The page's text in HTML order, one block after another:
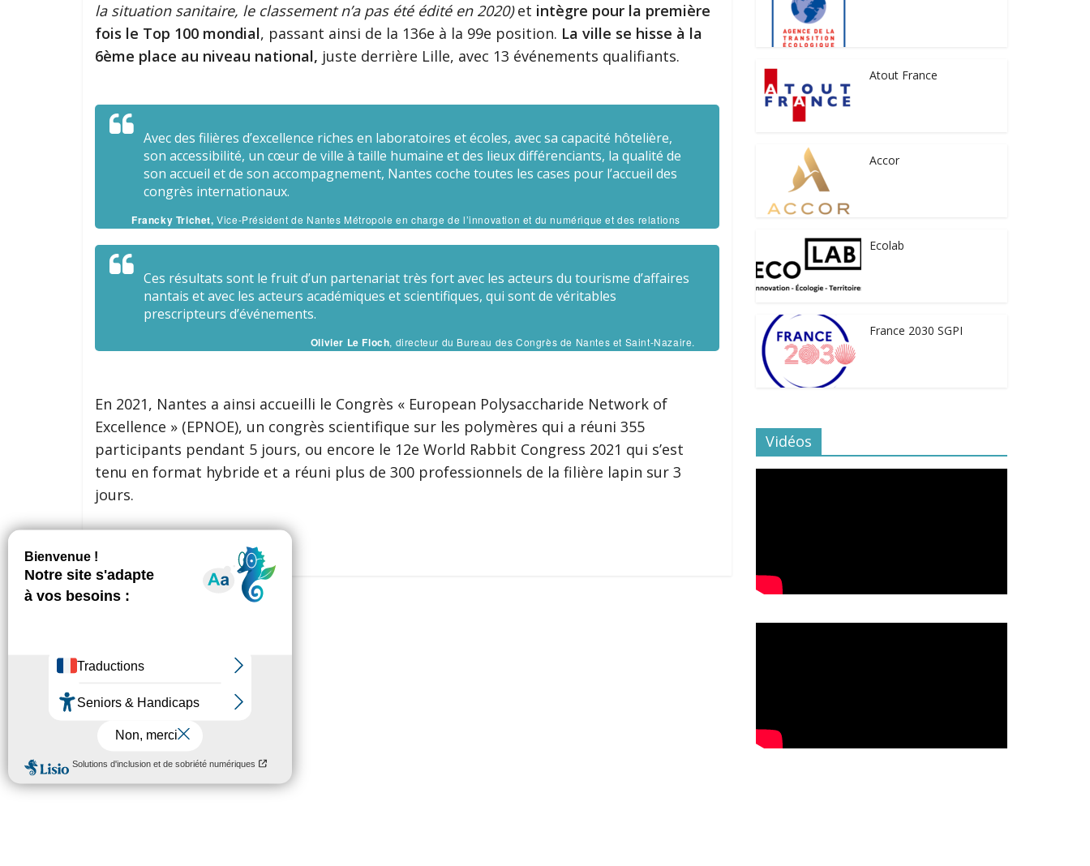
la situation sanitaire, le classement n’a pas été édité en 2020)et intègre pour la première
fois le Top 100 mondial, passant ainsi de la 136e à la 99e position. La ville se hisse à la
6ème place au niveau national, juste derrière Lille, avec 13 événements qualifiants.
Avec des filières d’excellence riches en laboratoires et écoles, avec sa capacité hôtelière,
son accessibilité, un cœur de ville à taille humaine et des lieux différenciants, la qualité de
son accueil et de son accompagnement, Nantes coche toutes les cases pour l’accueil des
congrès internationaux.
Francky Trichet,Vice-Président de Nantes Métropole en charge de l’innovation et du numérique et des relations
Ces résultats sont le fruit d’un partenariat très fort avec les acteurs du tourisme d’affaires
nantais et avec les acteurs académiques et scientifiques, qui sont de véritables
prescripteurs d’événements.
Olivier Le Floch, directeur du Bureau des Congrès de Nantes et Saint-Nazaire.
En 2021, Nantes a ainsi accueilli le Congrès « European Polysaccharide Network of
Excellence » (EPNOE), un congrès scientifique sur les polymères qui a réuni 355
participants pendant 5 jours, ou encore le 12e World Rabbit Congress 2021 qui s’est
tenu en format hybride et a réuni plus de 300 professionnels de la filière lapin sur 3
jours.
Atout France
Accor
Ecolab
France 2030 SGPI
Vidéos